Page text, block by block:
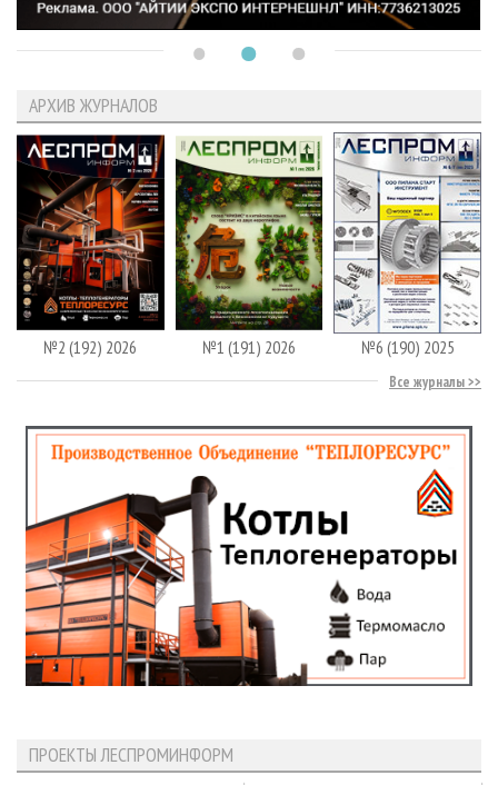
АРХИВ ЖУРНАЛОВ
№2 (192) 2026 №1 (191) 2026 №6 (190) 2025
Все журналы
ПРОЕКТЫ ЛЕСПРОМИНФОРМ